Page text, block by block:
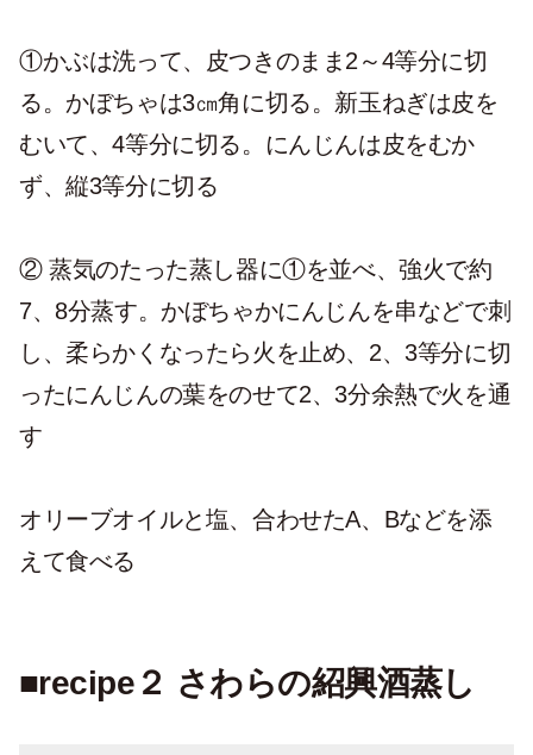
①かぶは洗って、皮つきのまま2～4等分に切
る。かぼちゃは3㎝角に切る。新玉ねぎは皮を
むいて、4等分に切る。にんじんは皮をむか
ず、縦3等分に切る
② 蒸気のたった蒸し器に①を並べ、強火で約
7、8分蒸す。かぼちゃかにんじんを串などで刺
し、柔らかくなったら火を止め、2、3等分に切
ったにんじんの葉をのせて2、3分余熱で火を通
す
オリーブオイルと塩、合わせたA、Bなどを添
えて食べる
■recipe２ さわらの紹興酒蒸し